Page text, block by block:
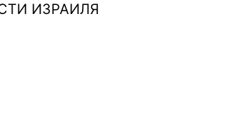
ИЗРАИЛЯ